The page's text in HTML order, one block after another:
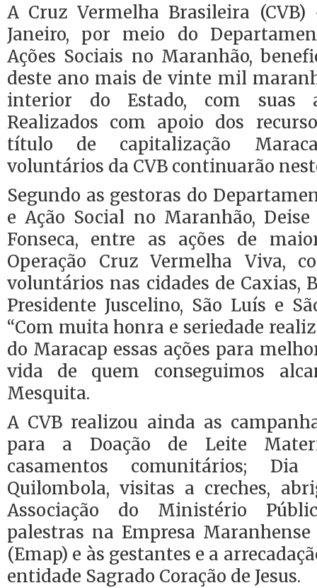
A Cruz Vermelha Brasileira
Janeiro, por meio do
Ações Sociais no Maranhão,
deste ano mais de vinte mil
interior do Estado, com suas
Realizados com apoio dos
título de capitalização
voluntários da CVB continuarão
Segundo as gestoras do
e Ação Social no Maranhão,
Fonseca, entre as ações de
Operação Cruz Vermelha Viva,
voluntários nas cidades de Caxias,
Presidente Juscelino, São Luís e
“Com muita honra e seriedade
do Maracap essas ações para
vida de quem conseguimos
Mesquita.
A CVB realizou ainda as
para a Doação de Leite
casamentos comunitários;
Quilombola, visitas a creches,
Associação do Ministério
palestras na Empresa
(Emap) e às gestantes e a
entidade Sagrado Coração de Jesus.